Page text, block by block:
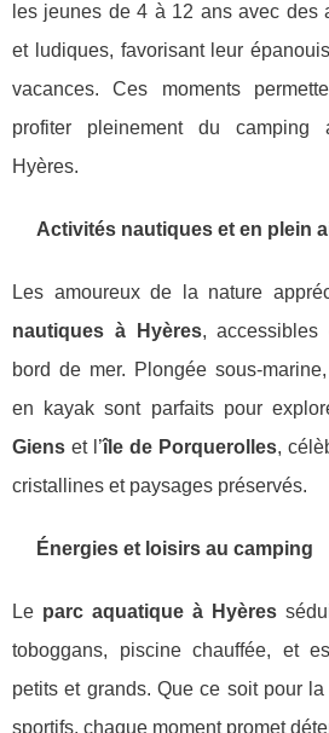
les jeunes de 4 à 12 ans avec des
et ludiques, favorisant leur
vacances. Ces moments
profiter pleinement du camping
Hyères.
Activités nautiques et en plein
Les amoureux de la nature
nautiques à Hyères, accessibles
bord de mer. Plongée sous-
en kayak sont parfaits pour
Giens et l’île de Porquerolles,
cristallines et paysages préservés.
Énergies et loisirs au camping
Le parc aquatique à Hyères
toboggans, piscine chauffée, et
petits et grands. Que ce soit pour
sportifs, chaque moment promet